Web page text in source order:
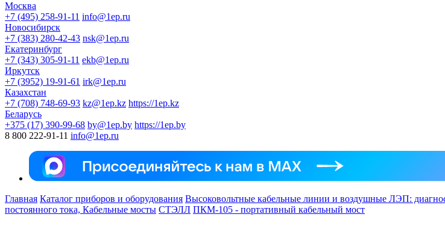
Москва
+7 (495) 258-91-11 info@1ep.ru
Новосибирск
+7 (383) 280-42-43 nsk@1ep.ru
Екатеринбург
+7 (343) 305-91-11 ekb@1ep.ru
Иркутск
+7 (3952) 19-91-61 irk@1ep.ru
Казахстан
+7 (708) 748-69-93 kz@1ep.kz https://1ep.kz
Беларусь
+375 (17) 390-99-68 by@1ep.by https://1ep.by
8 800 222-91-11 info@1ep.ru
Главная Каталог приборов и оборудования Высоковольтные кабельные линии и воздушные ЛЭП:
постоянного тока, Кабельные мосты СТЭЛЛ ПКМ-105 - портативный кабельный мост